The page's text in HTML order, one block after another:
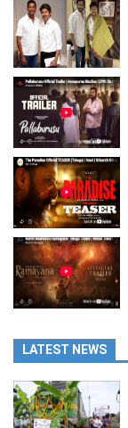
LATEST NEWS